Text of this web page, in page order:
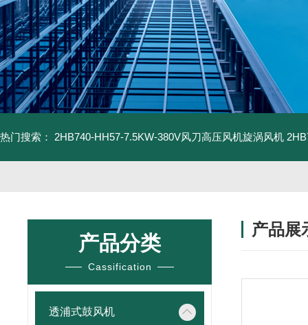
热门搜索： 2HB740-HH57-7.5KW-380V风刀高压风机旋涡风机
产品分类
Cassification
透浦式鼓风机
产品展